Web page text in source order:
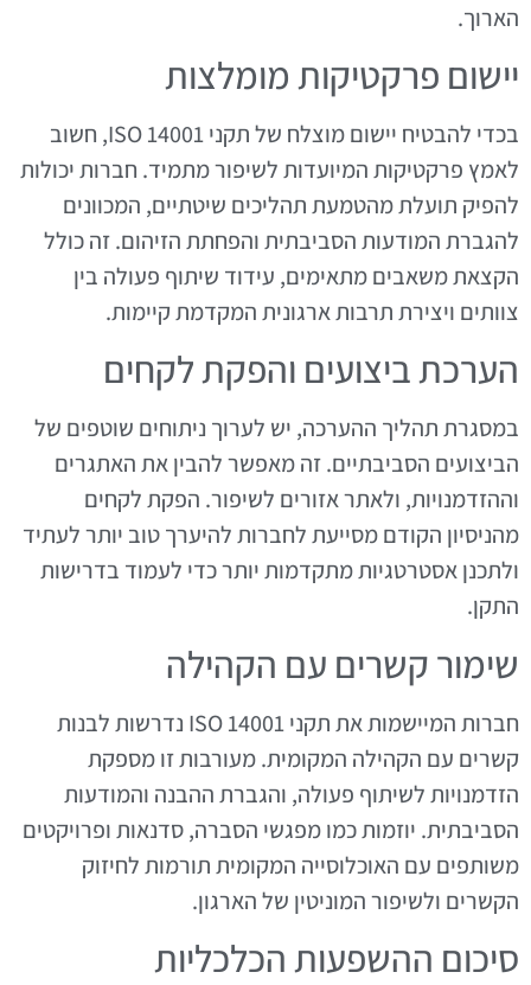
הארוך.
יישום פרקטיקות מומלצות
בכדי להבטיח יישום מוצלח של תקני ISO 14001, חשוב
לאמץ פרקטיקות המיועדות לשיפור מתמיד. חברות יכולות
להפיק תועלת מהטמעת תהליכים שיטתיים, המכוונים
להגברת המודעות הסביבתית והפחתת הזיהום. זה כולל
הקצאת משאבים מתאימים, עידוד שיתוף פעולה בין
צוותים ויצירת תרבות ארגונית המקדמת קיימות.
הערכת ביצועים והפקת לקחים
במסגרת תהליך ההערכה, יש לערוך ניתוחים שוטפים של
הביצועים הסביבתיים. זה מאפשר להבין את האתגרים
וההזדמנויות, ולאתר אזורים לשיפור. הפקת לקחים
מהניסיון הקודם מסייעת לחברות להיערך טוב יותר לעתיד
ולתכנן אסטרטגיות מתקדמות יותר כדי לעמוד בדרישות
התקן.
שימור קשרים עם הקהילה
חברות המיישמות את תקני ISO 14001 נדרשות לבנות
קשרים עם הקהילה המקומית. מעורבות זו מספקת
הזדמנויות לשיתוף פעולה, והגברת ההבנה והמודעות
הסביבתית. יוזמות כמו מפגשי הסברה, סדנאות ופרויקטים
משותפים עם האוכלוסייה המקומית תורמות לחיזוק
הקשרים ולשיפור המוניטין של הארגון.
סיכום ההשפעות הכלכליות